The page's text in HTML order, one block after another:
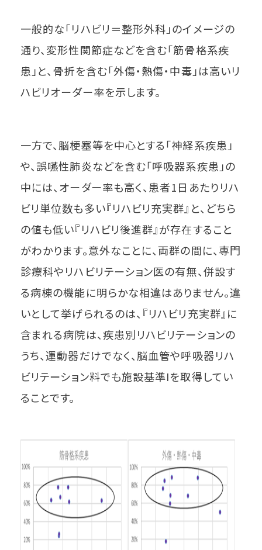
一般的な「リハビリ＝整形外科」のイメージの
通り、変形性関節症などを含む「筋骨格系疾
患」と、骨折を含む「外傷・熱傷・中毒」は高いリ
ハビリオーダー率を示します。
一方で、脳梗塞等を中心とする「神経系疾患」
や、誤嚥性肺炎などを含む「呼吸器系疾患」の
中には、オーダー率も高く、患者1日あたりリハ
ビリ単位数も多い『リハビリ充実群』と、どちら
の値も低い『リハビリ後進群』が存在すること
がわかります。意外なことに、両群の間に、専門
診療科やリハビリテーション医の有無、併設す
る病棟の機能に明らかな相違はありません。違
いとして挙げられるのは、『リハビリ充実群』に
含まれる病院は、疾患別リハビリテーションの
うち、運動器だけでなく、脳血管や呼吸器リハ
ビリテーション料でも施設基準Ⅰを取得してい
ることです。